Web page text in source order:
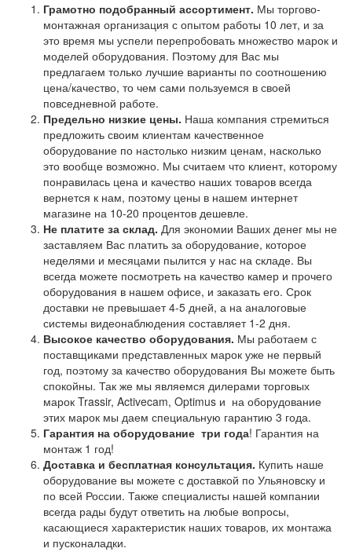
Грамотно подобранный ассортимент. Мы торгово-
монтажная организация с опытом работы 10 лет, и за
это время мы успели перепробовать множество марок и
моделей оборудования. Поэтому для Вас мы
предлагаем только лучшие варианты по соотношению
цена/качество, то чем сами пользуемся в своей
повседневной работе.
Предельно низкие цены. Наша компания стремиться
предложить своим клиентам качественное
оборудование по настолько низким ценам, насколько
это вообще возможно. Мы считаем что клиент, которому
понравилась цена и качество наших товаров всегда
вернется к нам, поэтому цены в нашем интернет
магазине на 10-20 процентов дешевле.
Не платите за склад. Для экономии Ваших денег мы не
заставляем Вас платить за оборудование, которое
неделями и месяцами пылится у нас на складе. Вы
всегда можете посмотреть на качество камер и прочего
оборудования в нашем офисе, и заказать его. Срок
доставки не превышает 4-5 дней, а на аналоговые
системы видеонаблюдения составляет 1-2 дня.
Высокое качество оборудования. Мы работаем с
поставщиками представленных марок уже не первый
год, поэтому за качество оборудования Вы можете быть
спокойны. Так же мы являемся дилерами торговых
марок Trassir, Activecam, Optimus и на оборудование
этих марок мы даем специальную гарантию 3 года.
Гарантия на оборудование три года! Гарантия на
монтаж 1 год!
Доставка и бесплатная консультация. Купить наше
оборудование вы можете с доставкой по Ульяновску и
по всей России. Также специалисты нашей компании
всегда рады будут ответить на любые вопросы,
касающиеся характеристик наших товаров, их монтажа
и пусконаладки.